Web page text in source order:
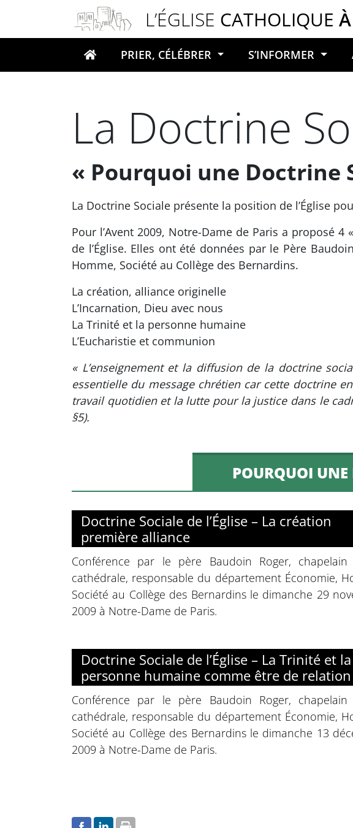
L’ÉGLISE CATHOLIQUE
Votre recherche
PRIER, CÉLÉBRER S’INFORMER
La Doctrine
« Pourquoi une Doctrine
La Doctrine Sociale présente la position de l’Église
Pour l’Avent 2009, Notre-Dame de Paris a proposé
de l’Église. Elles ont été données par le Père
Homme, Société au Collège des Bernardins.
La création, alliance originelle
L’Incarnation, Dieu avec nous
La Trinité et la personne humaine
L’Eucharistie et communion
« L’enseignement et la diffusion de la doctrine
essentielle du message chrétien car cette doctrine
travail quotidien et la lutte pour la justice dans le
§5).
POURQUOI UNE
Doctrine Sociale de l’Église – La création
première alliance
Conférence par le père Baudoin Roger,
cathédrale, responsable du département Économie,
Société au Collège des Bernardins le dimanche 29
2009 à Notre-Dame de Paris.
Doctrine Sociale de l’Église – La Trinité et la
personne humaine comme être de relation
Conférence par le père Baudoin Roger,
cathédrale, responsable du département Économie,
Société au Collège des Bernardins le dimanche 13
2009 à Notre-Dame de Paris.
Panneau de gestion des cookies